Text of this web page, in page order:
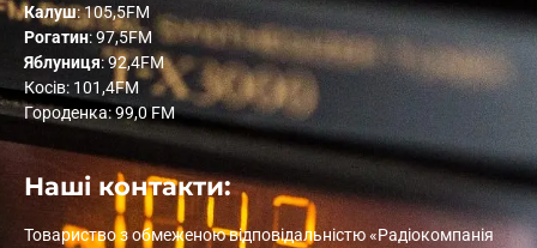
Калуш: 105,5FM
Рогатин: 97,5FM
Яблуниця: 92,4FM
Косів: 101,4FM
Городенка: 99,0 FM
Наші контакти:
Товариство з обмеженою відповідальністю «Радіокомпанія